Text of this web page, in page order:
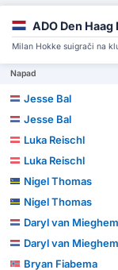
ADO Den Haag
Milan Hokke suigrači na
Napad
Jesse Bal
Jesse Bal
Luka Reischl
Luka Reischl
Nigel Thomas
Nigel Thomas
Daryl van Mieghem
Daryl van Mieghem
Bryan Fiabema